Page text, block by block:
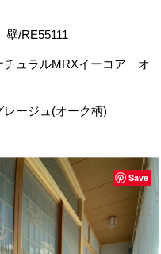
/RE55111
チュラルMRXイーコア オ
ージュ(オーク柄)
Save